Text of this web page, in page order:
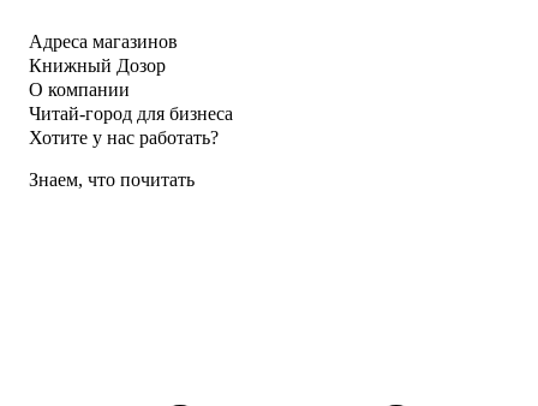
Адреса магазинов
Книжный Дозор
О компании
Читай-город для бизнеса
Хотите у нас работать?
Знаем, что почитать